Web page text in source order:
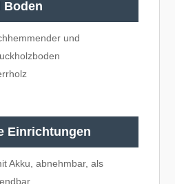
Boden
und
Einrichtungen
Akku, abnehmbar, als